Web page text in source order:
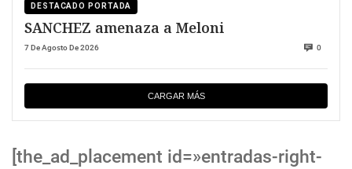
DESTACADO PORTADA
SANCHEZ amenaza a Meloni
7 De Agosto De 2026 0
CARGAR MÁS
[the_ad_placement id=»entradas-right-